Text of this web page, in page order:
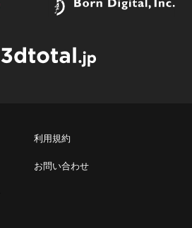
利用規約
お問い合わせ